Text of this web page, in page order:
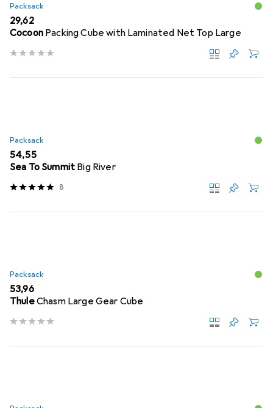
Packsack
EUR
29,62
Cocoon Packing Cube with Laminated Net Top Large
Packsack
EUR
54,55
Sea To Summit Big River
8
Packsack
EUR
53,96
ThuleChasm Large Gear Cube